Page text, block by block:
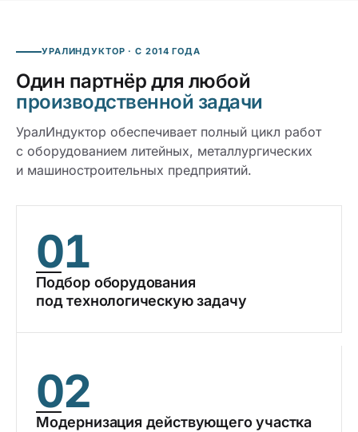
УРАЛИНДУКТОР · С 2014 ГОДА
Один партнёр для любой
производственной задачи
УралИндуктор обеспечивает полный цикл работ
с оборудованием литейных, металлургических
и машиностроительных предприятий.
01
Подбор оборудования
под технологическую задачу
02
Модернизация действующего участка